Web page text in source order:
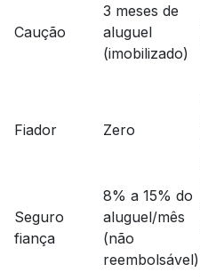
Caução
3 meses de
aluguel
(imobilizado)
Fiador Zero
Seguro
fiança
8% a 15% do
aluguel/mês
(não
reembolsável)